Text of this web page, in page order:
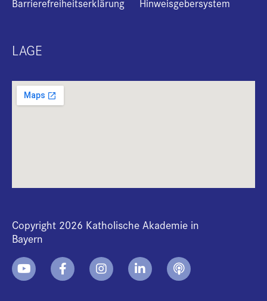
Barrierefreiheitserklärung
Hinweisgebersystem
LAGE
Copyright 2026 Katholische Akademie in
Bayern